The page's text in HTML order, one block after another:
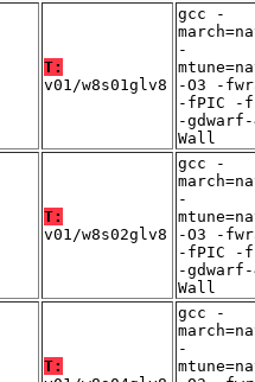
T:
v01/w8s01glv8
gcc -
-
-O3 -
-fPIC -
-
Wall
T:
v01/w8s02glv8
gcc -
-
-O3 -
-fPIC -
-
Wall
T:
gcc -
-